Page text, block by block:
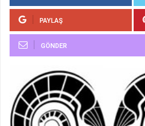
PAYLAŞ
GÖNDER